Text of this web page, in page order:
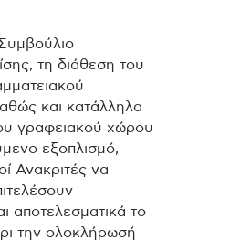
τη διάθεση του
και κατάλληλα
γραφειακού χώρου
εξοπλισμό,
Ανακριτές να
αποτελεσματικά το
την ολοκλήρωσή